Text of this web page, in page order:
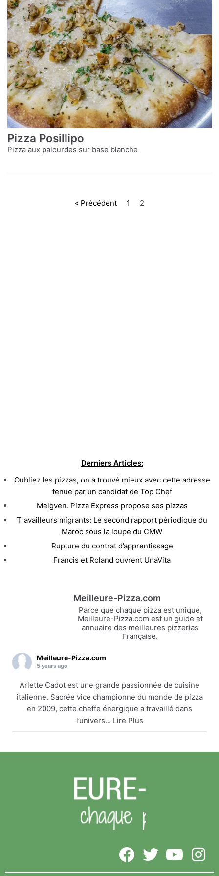
Pizza Posillipo
Pizza aux palourdes sur base blanche
« Précédent 1 2
Derniers Articles:
Oubliez les pizzas, on a trouvé mieux avec cette adresse
tenue par un candidat de Top Chef
Melgven. Pizza Express propose ses pizzas
Travailleurs migrants: Le second rapport périodique du
Maroc sous la loupe du CMW
Rupture du contrat d’apprentissage
Francis et Roland ouvrent UnaVita
Meilleure-Pizza.com
Parce que chaque pizza est unique,
Meilleure-Pizza.com est un guide et
annuaire des meilleures pizzerias
Française.
Meilleure-Pizza.com
5 years ago
Arlette Cadot est une grande passionnée de cuisine
italienne. Sacrée vice championne du monde de pizza
en 2009, cette cheffe énergique a travaillé dans
l’univers... Lire Plus
meilleure-pizza.com
pizza en 2009, cette cheffe énergique a travaillé
dans l’univers... Lire Plus
Partager
Vide depuis de nombreux mois, l’ancien complexe Foot